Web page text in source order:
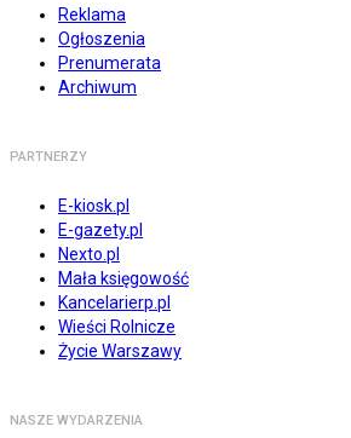
Reklama
Ogłoszenia
Prenumerata
Archiwum
PARTNERZY
E-kiosk.pl
E-gazety.pl
Nexto.pl
Mała księgowość
Kancelarierp.pl
Wieści Rolnicze
Życie Warszawy
NASZE WYDARZENIA